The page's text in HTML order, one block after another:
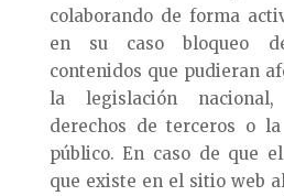
colaborando de forma
en su caso bloqueo
contenidos que pudieran
la legislación
derechos de terceros o
público. En caso de que
que existe en el sitio web